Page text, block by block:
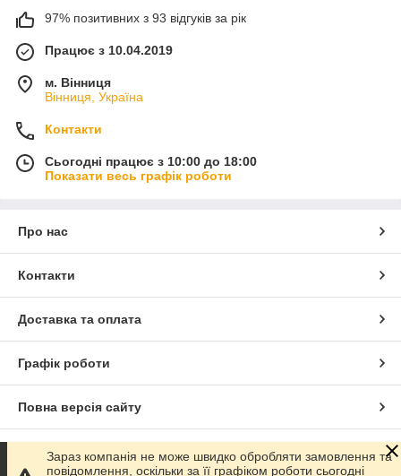
97% позитивних з 93 відгуків за рік
Працює з 10.04.2019
м. Вінниця
Вінниця, Україна
Контакти
Сьогодні працює з 10:00 до 18:00
Показати весь графік роботи
Про нас
Контакти
Доставка та оплата
Графік роботи
Повна версія сайту
Сайт створено на маркетплейсіProm.ua
Зараз компанія не може швидко обробляти замовлення та
повідомлення, оскільки за її графіком роботи сьогодні